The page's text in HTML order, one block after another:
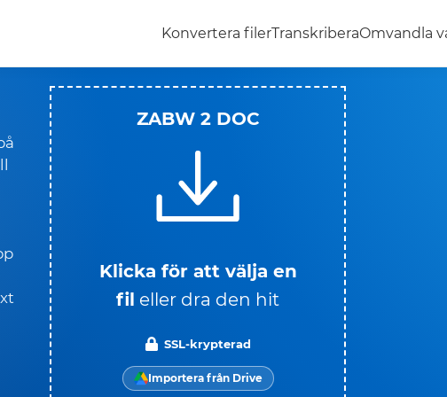
Konvertera filerTranskriberaOmvandla
ZABW 2 DOC
Klicka för att välja en
fil eller dra den hit
SSL-krypterad
Importera från Drive